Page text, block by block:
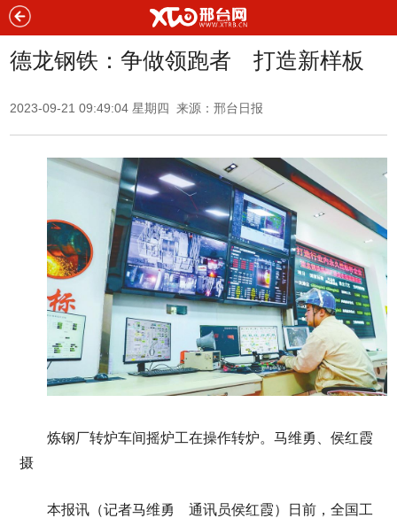
德龙钢铁：争做领跑者 打造新样板
2023-09-21 09:49:04 星期四 来源：邢台日报
炼钢厂转炉车间摇炉工在操作转炉。马维勇、侯红霞
摄
本报讯（记者马维勇 通讯员侯红霞）日前，全国工